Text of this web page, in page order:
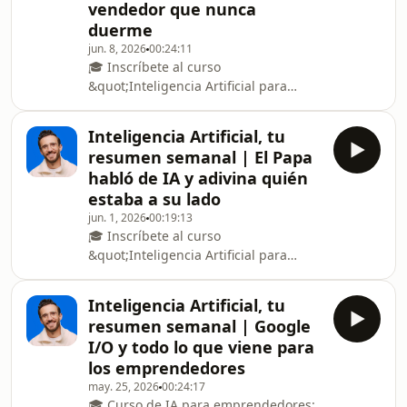
caían las noticias. Desde ahí les
cuento todo lo nuevo de Siri AI — el
asistente que jala contexto de tus
mensajes, correos y fotos — y todas
las nove
vendedor que nunca
duerme
jun. 8, 202600:24:11
🎓 Inscríbete al curso
&quot;Inteligencia Artificial para
ytEsta semana Meta soltó Meta
Business Agent, un agente de
inteligencia artificial que contesta,
vende y filtra clientes por WhatsApp,
Messenger e Instagram las
veinticuatro horas. Microsoft contestó
fuerte en su evento Build: presentó
Scout, un asistente siempre
encendido que prepara tus
Inteligencia Artificial, tu
resumen semanal | El Papa
habló de IA y adivina quién
estaba a su lado
jun. 1, 202600:19:13
🎓 Inscríbete al curso
&quot;Inteligencia Artificial para
ytEsta semana el Papa León XIV
publicó la primera encíclica de la
Iglesia sobre inteligencia artificial y lo
hizo con el cofundador de Anthropic
parado justo a su lado, con cinco
Inteligencia Artificial, tu
resumen semanal | Google
I/O y todo lo que viene para
los emprendedores
may. 25, 202600:24:17